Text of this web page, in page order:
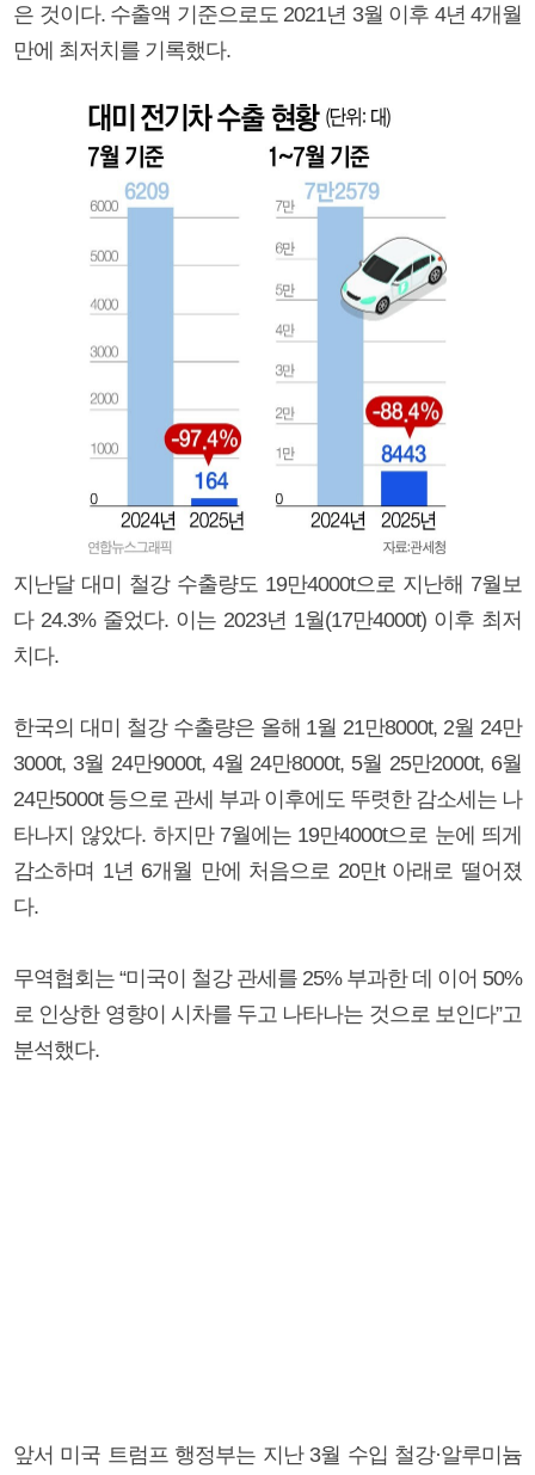
은 것이다. 수출액 기준으로도 2021년 3월 이후 4년 4개월
만에 최저치를 기록했다.
지난달 대미 철강 수출량도 19만4000t으로 지난해 7월보
다 24.3% 줄었다. 이는 2023년 1월(17만4000t) 이후 최저
치다.
한국의 대미 철강 수출량은 올해 1월 21만8000t, 2월 24만
3000t, 3월 24만9000t, 4월 24만8000t, 5월 25만2000t, 6월
24만5000t 등으로 관세 부과 이후에도 뚜렷한 감소세는 나
타나지 않았다. 하지만 7월에는 19만4000t으로 눈에 띄게
감소하며 1년 6개월 만에 처음으로 20만t 아래로 떨어졌
다.
무역협회는 “미국이 철강 관세를 25% 부과한 데 이어 50%
로 인상한 영향이 시차를 두고 나타나는 것으로 보인다”고
분석했다.
앞서 미국 트럼프 행정부는 지난 3월 수입 철강·알루미늄